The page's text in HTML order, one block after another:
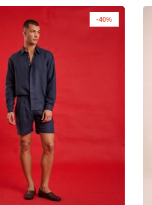
-40%